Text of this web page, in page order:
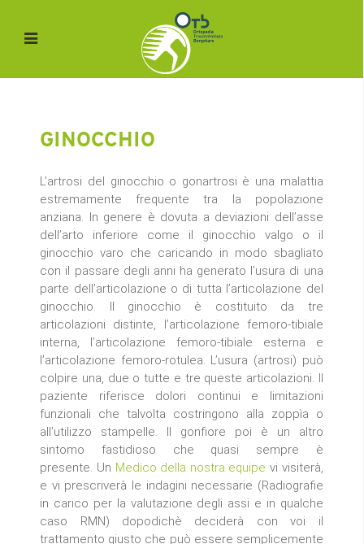
GINOCCHIO
L’artrosi del ginocchio o gonartrosi è una malattia
estremamente frequente tra la popolazione
anziana. In genere è dovuta a deviazioni dell’asse
dell’arto inferiore come il ginocchio valgo o il
ginocchio varo che caricando in modo sbagliato
con il passare degli anni ha generato l’usura di una
parte dell’articolazione o di tutta l’articolazione del
ginocchio. Il ginocchio è costituito da tre
articolazioni distinte, l’articolazione femoro-tibiale
interna, l’articolazione femoro-tibiale esterna e
l’articolazione femoro-rotulea. L’usura (artrosi) può
colpire una, due o tutte e tre queste articolazioni. Il
paziente riferisce dolori continui e limitazioni
funzionali che talvolta costringono alla zoppìa o
all’utilizzo stampelle. Il gonfiore poi è un altro
sintomo fastidioso che quasi sempre è
presente. Un Medico della nostra equipe vi visiterà,
e vi prescriverà le indagini necessarie (Radiografie
in carico per la valutazione degli assi e in qualche
caso RMN) dopodichè deciderà con voi il
trattamento giusto che può essere semplicemente